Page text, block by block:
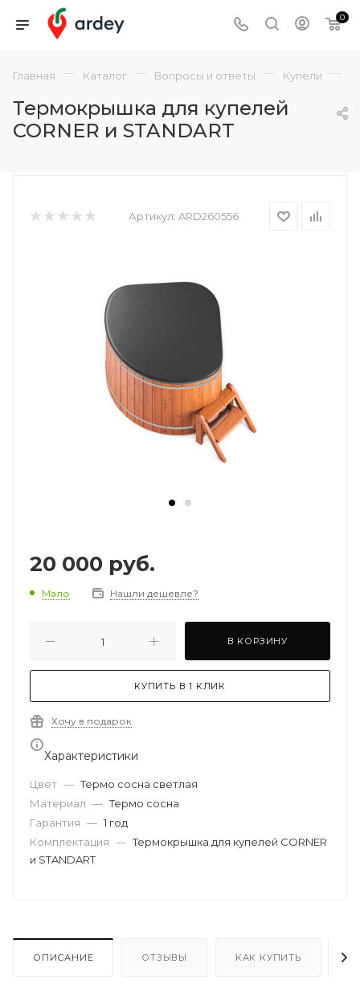
0
Главная — Каталог — Вопросы и ответы — Купели —
Термокрышка для купелей
CORNER и STANDART
Артикул: ARD260556
20 000 руб.
Мало Нашли дешевле?
В КОРЗИНУ
КУПИТЬ В 1 КЛИК
Хочу в подарок
Характеристики
Цвет — Термо сосна светлая
Материал — Термо сосна
Гарантия — 1 год
Комплектация — Термокрышка для купелей CORNER
и STANDART
ОПИСАНИЕ ОТЗЫВЫ КАК КУПИТЬ